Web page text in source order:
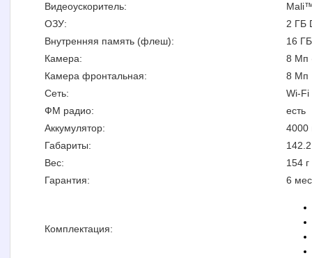
Видеоускоритель:
ОЗУ:
2 ГБ
Внутренняя память (флеш):
16 ГБ
Камера:
8 Мп
Камера фронтальная:
8 Мп
Сеть:
Wi-Fi
ФМ радио:
есть
Аккумулятор:
4000
Габариты:
Вес:
154 г
Гарантия:
6
Комплектация: